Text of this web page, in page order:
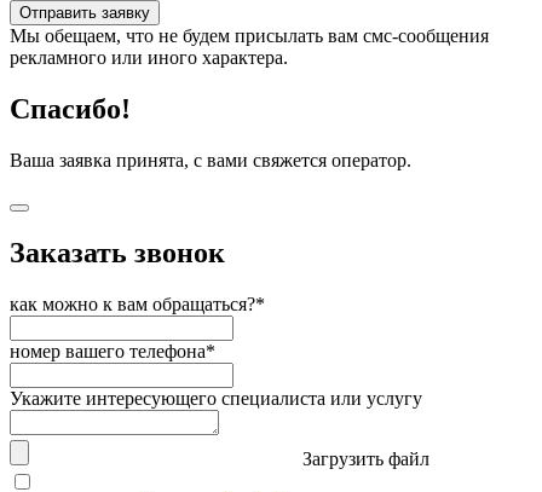
Отправить заявку
Мы обещаем, что не будем присылать вам смс-сообщения
рекламного или иного характера.
Спасибо!
Ваша заявка принята, с вами свяжется оператор.
Заказать звонок
как можно к вам обращаться?*
номер вашего телефона*
Укажите интересующего специалиста или услугу
Загрузить файл